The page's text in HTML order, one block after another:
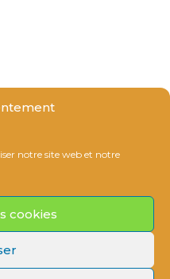
notre site web et notre
cookies